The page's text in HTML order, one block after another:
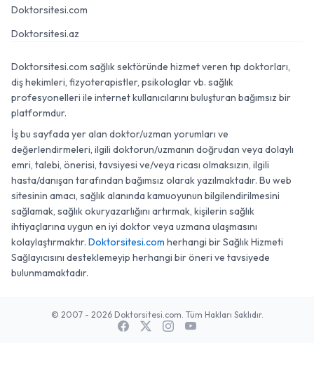
Doktorsitesi.com
Doktorsitesi.az
Doktorsitesi.com sağlık sektöründe hizmet veren tıp doktorları,
diş hekimleri, fizyoterapistler, psikologlar vb. sağlık
profesyonelleri ile internet kullanıcılarını buluşturan bağımsız bir
platformdur.
İş bu sayfada yer alan doktor/uzman yorumları ve
değerlendirmeleri, ilgili doktorun/uzmanın doğrudan veya dolaylı
emri, talebi, önerisi, tavsiyesi ve/veya ricası olmaksızın, ilgili
hasta/danışan tarafından bağımsız olarak yazılmaktadır. Bu web
sitesinin amacı, sağlık alanında kamuoyunun bilgilendirilmesini
sağlamak, sağlık okuryazarlığını artırmak, kişilerin sağlık
ihtiyaçlarına uygun en iyi doktor veya uzmana ulaşmasını
kolaylaştırmaktır. Doktorsitesi.com herhangi bir Sağlık Hizmeti
Sağlayıcısını desteklemeyip herhangi bir öneri ve tavsiyede
bulunmamaktadır.
© 2007 - 2026 Doktorsitesi.com. Tüm Hakları Saklıdır.